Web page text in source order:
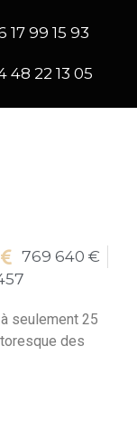
17 99 15 93
48 22 13 05
769 640 €
seulement 25
des